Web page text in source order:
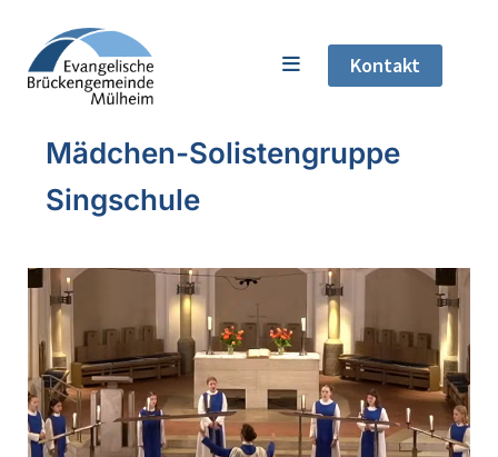
Kontakt
Mädchen-Solistengruppe
Singschule